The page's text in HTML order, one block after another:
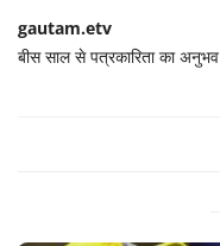
gautam.etv
बीस साल से पत्रकारिता का अनुभव